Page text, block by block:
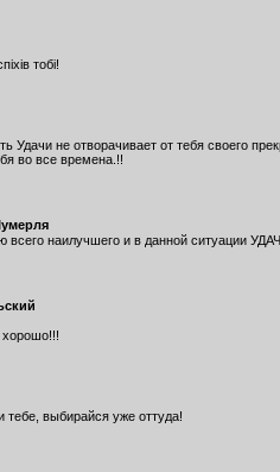
тобі!
Удачи не отворачивает от тебя своего
во все времена.!!
наилучшего и в данной ситуации
хорошо!!!
выбирайся уже оттуда!